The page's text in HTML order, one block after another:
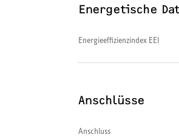
Energetische
Energieeffizienzindex EEI
Anschlüsse
Anschluss